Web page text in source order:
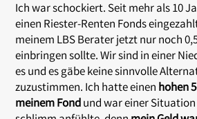
Ich war schockiert. Seit mehr als 10
einen Riester-Renten Fonds
meinem LBS Berater jetzt nur noch
einbringen sollte. Wir sind in einer
es und es gäbe keine sinnvolle
zuzustimmen. Ich hatte einen hohen
meinem Fondund war einer